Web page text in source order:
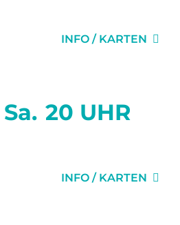
INFO / KARTEN
Sa. 20 UHR
INFO / KARTEN